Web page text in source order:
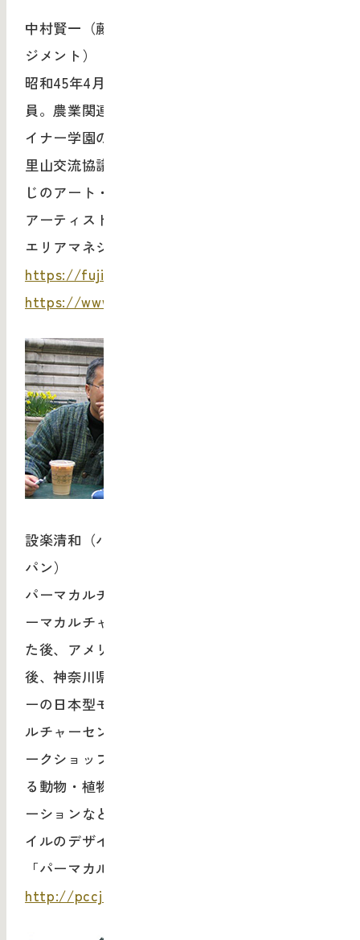
中村賢一（藤野里山交流協議会/藤野エリアマネ
ジメント）
昭和45年4月〜平成14年3月 旧藤野町役場職
員。農業関連や、小学校跡地 利用などでシュタ
イナー学園の誘致などを担当。平成25年に藤野
里山交流協議会を設立、会長に就任。また、ふ
じのアート・ヴィレッジ、藤野サンヒルズなど
アーティスト活動 拠点を運営する（一社）藤野
エリアマネジメント代表理事。
https://fujino.in/
https://www.facebook.com/fujino.am/
設楽清和（パーカマルチャー・センター・ジャ
パン）
パーマカルチャーセンター・ジャパン代表。パ
ーマカルチャー講師。新潟で4年間農業に従事し
た後、アメリカに渡り環境人類学を学ぶ。帰国
後、神奈川県藤野(現相模原市)でパーマカルチャ
ーの日本型モデルを確立するために、パーマカ
ルチャーセンター・ジャパンを設立。様々なワ
ークショップを行っている。身の回りのあらゆ
る動物・植物・建築・エネルギー・コミュニケ
ーションなど多種多様な要素を生かす生活スタ
イルのデザインを提案し続けている。著書に
「パーマカルチャー菜園入門」
http://pccj.jp/